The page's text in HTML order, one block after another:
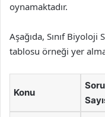
oynamaktadır.
Aşağıda, Sınıf
tablosu örneği yer
Konu
Soru